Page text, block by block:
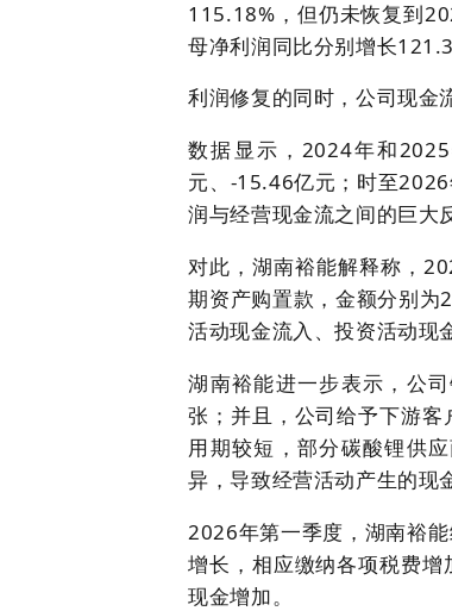
115.18%，但仍未恢复到
母净利润同比分别增长
利润修复的同时，公司现金
数据显示，2024年和
元、-15.46亿元；时至
润与经营现金流之间的巨大
对此，湖南裕能解释称，
期资产购置款，金额分别
活动现金流入、投资活动现
湖南裕能进一步表示，公
张；并且，公司给予下游
用期较短，部分碳酸锂供
异，导致经营活动产生的现
2026年第一季度，湖南裕
增长，相应缴纳各项税费
现金增加。